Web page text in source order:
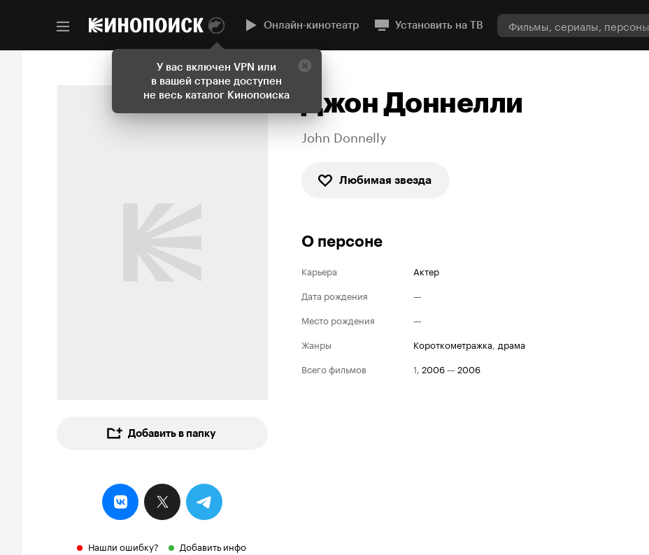
У вас включен VPN или
в вашей стране доступен
не весь каталог Кинопоиска
Онлайн-кинотеатр Установить на ТВ
Добавить в папку
Нашли ошибку? Добавить инфо
Джон Доннелли
John Donnelly
Любимая звезда
О персоне
Карьера
Актер
Дата рождения
—
Место рождения
—
Жанры
короткометражка, драма
Всего фильмов
1, 2006— 2006